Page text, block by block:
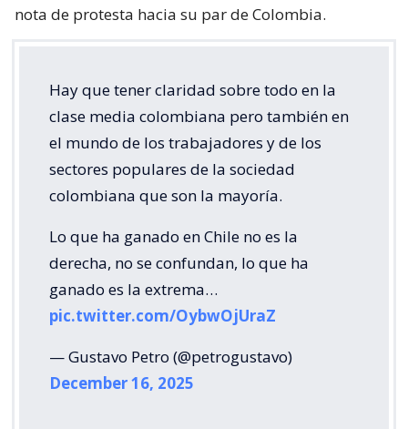
nota de protesta hacia su par de Colombia.
Hay que tener claridad sobre todo en la
clase media colombiana pero también en
el mundo de los trabajadores y de los
sectores populares de la sociedad
colombiana que son la mayoría.
Lo que ha ganado en Chile no es la
derecha, no se confundan, lo que ha
ganado es la extrema…
pic.twitter.com/OybwOjUraZ
— Gustavo Petro (@petrogustavo)
December 16, 2025